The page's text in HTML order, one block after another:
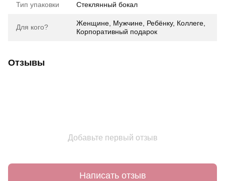
Тип упаковки Стеклянный бокал
Для кого?
Женщине, Мужчине, Ребёнку, Коллеге,
Корпоративный подарок
Отзывы
Добавьте первый отзыв
Написать отзыв